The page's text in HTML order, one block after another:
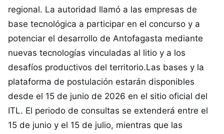
regional. La autoridad llamó a las empresas de
base tecnológica a participar en el concurso y a
potenciar el desarrollo de Antofagasta mediante
nuevas tecnologías vinculadas al litio y a los
desafíos productivos del territorio.Las bases y la
plataforma de postulación estarán disponibles
desde el 15 de junio de 2026 en el sitio oficial del
ITL. El periodo de consultas se extenderá entre el
15 de junio y el 15 de julio, mientras que las